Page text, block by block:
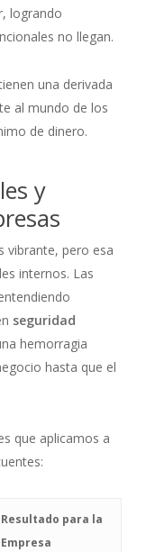
logrando
no llegan.
una derivada
al mundo de los
de dinero.
y
vibrante, pero esa
internos. Las
seguridad
hemorragia
hasta que el
que aplicamos a
Resultado para la
Empresa